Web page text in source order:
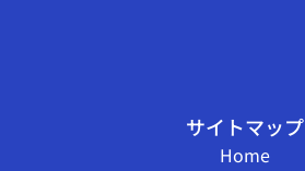
サイトマップ
Home